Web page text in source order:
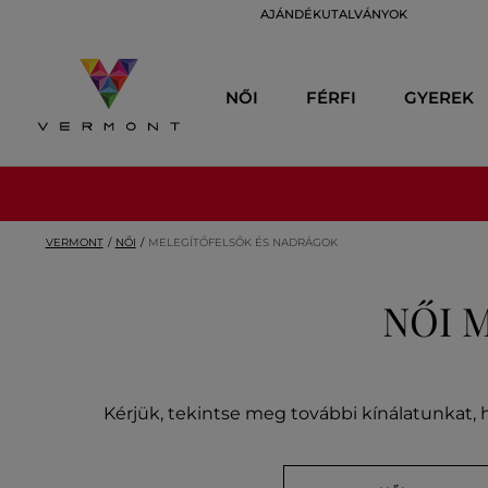
AJÁNDÉKUTALVÁNYOK
NŐI FÉRFI GYEREK
VERMONT NŐI MELEGÍTŐFELSŐK ÉS NADRÁGOK
NŐI
Kérjük, tekintse meg további kínálatunkat,